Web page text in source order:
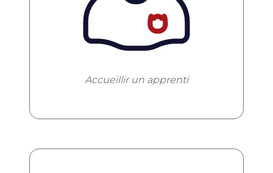
Accueillir un apprenti